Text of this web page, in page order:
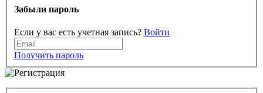
Забыли пароль
Если у вас есть учетная запись? Войти
Получить пароль